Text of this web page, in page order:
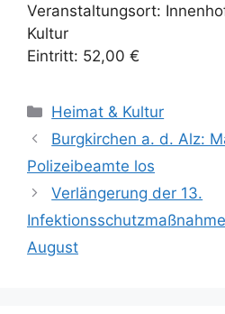
Veranstaltungsort:
Kultur
Eintritt: 52,00 €
Kategorien
Heimat & Kultur
Burgkirchen a. d. Alz:
Polizeibeamte los
Verlängerung der 13.
August